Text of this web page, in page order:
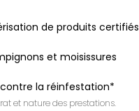
de produits certifiés
et moisissures
la réinfestation*
et nature des prestations.